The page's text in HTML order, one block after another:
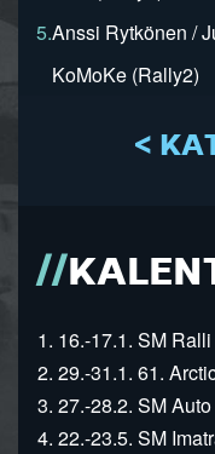
5.Anssi Rytkönen /
KoMoKe (Rally2)
<
1. 16.-17.1. SM
2. 29.-31.1. 61.
3. 27.-28.2. SM
4. 22.-23.5. SM